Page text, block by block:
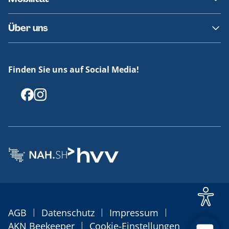
Fundsachen
Häufige Fragen
Barrierefreies Reisen
Erklärung Barrierefreiheit
Über uns
Offenlegungen
Finden Sie uns auf Social Media!
AGB | Datenschutz | Impressum |
AKN Beekeeper | Cookie-Einstellungen